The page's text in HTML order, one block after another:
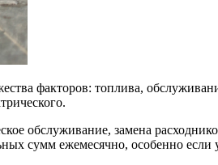
факторов: топлива,
обслуживание, замена
сумм ежемесячно, особенно если